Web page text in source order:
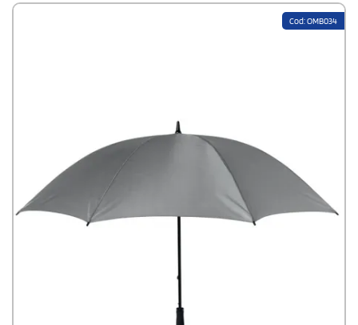
Cod: OMB034